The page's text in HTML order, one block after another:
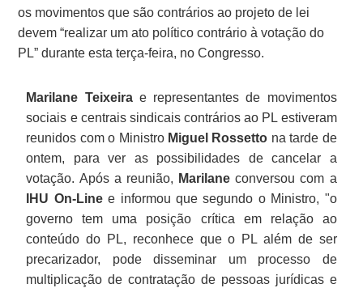
os movimentos que são contrários ao projeto de lei
devem “realizar um ato político contrário à votação do
PL” durante esta terça-feira, no Congresso.
Marilane Teixeirae representantes de movimentos
sociais e centrais sindicais contrários ao PL estiveram
reunidos com o Ministro Miguel Rossetto na tarde de
ontem, para ver as possibilidades de cancelar a
votação. Após a reunião, Marilaneconversou com a
IHU On-Linee informou que segundo o Ministro, "o
governo tem uma posição crítica em relação ao
conteúdo do PL, reconhece que o PL além de ser
precarizador, pode disseminar um processo de
multiplicação de contratação de pessoas jurídicas e